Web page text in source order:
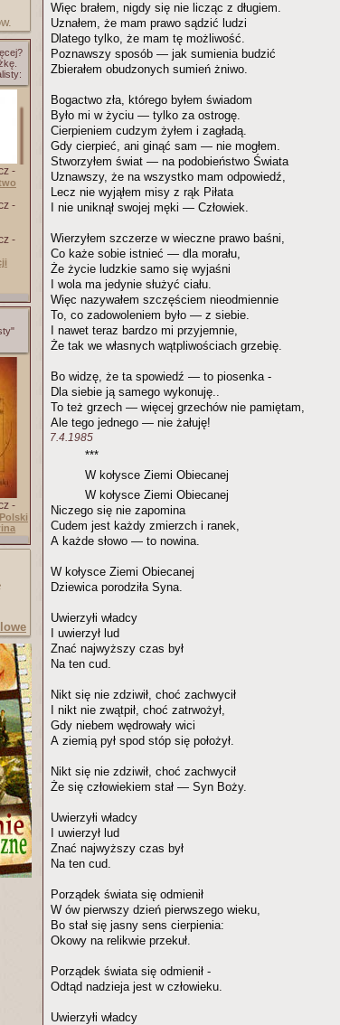
-
-
-
-
Więc brałem, nigdy się nie licząc z długiem.
Uznałem, że mam prawo sądzić ludzi
Dlatego tylko, że mam tę możliwość.
Poznawszy sposób — jak sumienia budzić
Zbierałem obudzonych sumień żniwo.
Bogactwo zła, którego byłem świadom
Było mi w życiu — tylko za ostrogę.
Cierpieniem cudzym żyłem i zagładą.
Gdy cierpieć, ani ginąć sam — nie mogłem.
Stworzyłem świat — na podobieństwo Świata
Uznawszy, że na wszystko mam odpowiedź,
Lecz nie wyjąłem misy z rąk Piłata
I nie uniknął swojej męki — Człowiek.
Wierzyłem szczerze w wieczne prawo baśni,
Co każe sobie istnieć — dla morału,
Że życie ludzkie samo się wyjaśni
I wola ma jedynie służyć ciału.
Więc nazywałem szczęściem nieodmiennie
To, co zadowoleniem było — z siebie.
I nawet teraz bardzo mi przyjemnie,
Że tak we własnych wątpliwościach grzebię.
Bo widzę, że ta spowiedź — to piosenka -
Dla siebie ją samego wykonuję..
To też grzech — więcej grzechów nie pamiętam,
Ale tego jednego — nie żałuję!
7.4.1985
***
W kołysce Ziemi Obiecanej
W kołysce Ziemi Obiecanej
Niczego się nie zapomina
Cudem jest każdy zmierzch i ranek,
A każde słowo — to nowina.
W kołysce Ziemi Obiecanej
Dziewica porodziła Syna.
Uwierzyłi władcy
I uwierzył lud
Znać najwyższy czas był
Na ten cud.
Nikt się nie zdziwił, choć zachwycił
I nikt nie zwątpił, choć zatrwożył,
Gdy niebem wędrowały wici
A ziemią pył spod stóp się położył.
Nikt się nie zdziwił, choć zachwycił
Że się człowiekiem stał — Syn Boży.
Uwierzyłi władcy
I uwierzył lud
Znać najwyższy czas był
Na ten cud.
Porządek świata się odmienił
W ów pierwszy dzień pierwszego wieku,
Bo stał się jasny sens cierpienia:
Okowy na relikwie przekuł.
Porządek świata się odmienił -
Odtąd nadzieja jest w człowieku.
Uwierzyłi władcy